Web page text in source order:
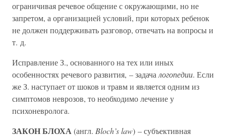
ограничивая речевое общение с окружающими, но не
запретом, а организацией условий, при которых ребенок
не должен поддерживать разговор, отвечать на вопросы и
т. д.
Исправление З., основанного на тех или иных
особенностях речевого развития, – задача логопедии. Если
же З. наступает от шоков и травм и является одним из
симптомов неврозов, то необходимо лечение у
психоневролога.
ЗАКОН БЛОХА(англ. Bloch’s law) – субъективная